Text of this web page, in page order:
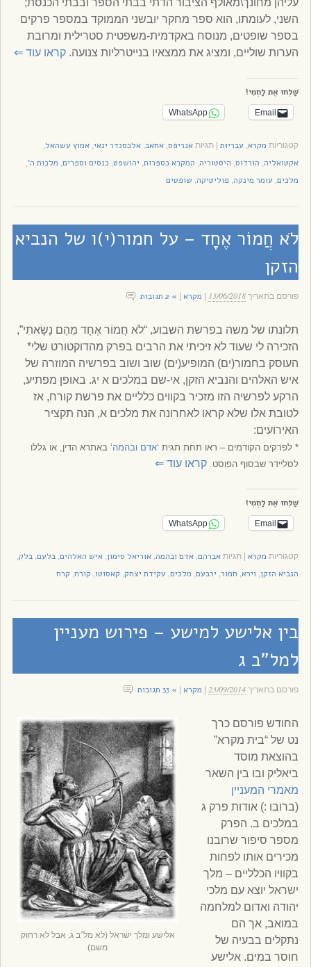
עליהן מחונך\מאולף הציבור הדתי בבתי הספר ובבתי הכנסת;
השני, לעומתו, הוא ספר מחקר יובשני הממוקד במספר פרקים
בספר שופטים, מנוסח באקדמית-משפטית סטרילית ומרובת
הערות שוליים, ומציג את ממצאיו בנייטרליות צנועה.קראו עוד⇐
שַׁלְּחוּ אֶת לַחְמִי!
Email
WhatsApp
קטגוריות מקרא, עבריוּת |תגיותאגריפס,אחאב,אלכסנדר ינאי,אמוץ עשהאל,
אקטואליה, הורדוס, היסטוריה, המקרא כספרות, יהושפט, כנסים וספרים, מלכות ה',
מלכים, עומר מינקה, פוליטיקה, שופטים
לֹא חֲמוֹר אֶחָד – על חמור(י)ו של הנביא
הזקן
פורסם בתאריך13/06/2018 מקרא » 2 תגובות
תלונתו של משה בפרשת השבוע, “לֹא חֲמוֹר אֶחָד מֵהֶם נָשָׂאתִי”,
הזכירה לי שעוד לא זיכיתי את הרבים בפרק מהדוקטורט שלי*
העוסק בחמור(ים) המופיע(ים) שוב ושוב בפרשיה המוזרה של
איש האלהים והנביא הזקן, אי-שם במלכים א יג. באופן מפתיע,
הרקע לפרשיה הזו מזכיר בקווים כלליים את פרשת קורח, אז
לטובת אלו שלא קראו לאחרונה את מלכים א, הנה תקציר
האירועים:
* לפרקים הקודמים – ראו תחת תגית ‘אדם ובהמה‘ באתרא הדין, או גללו
לסליידר שבסוף הפוסט. קראו עוד⇐
שַׁלְּחוּ אֶת לַחְמִי!
Email
WhatsApp
קטגוריות מקרא |תגיותאברהם,אדם ובהמה,אוריאל סימון,איש האלהים,בלעם,בלק,
הנביא הזקן, וירא, חמור, ירבעם, מלכים, עקידת יצחק, קאסוטו, קורח, קרח
בין אלישע למישע – פירוש מעניין
למל”ב ג
פורסם בתאריך23/09/2014 מקרא » 33 תגובות
אלישע ומלך ישראל (לא מל”ב ג, אבל לא רחוק
משם)
החודש פורסם כרך
נט של “בית מקרא”
בהוצאת מוסד
ביאליק ובו בין השאר
מאמרי המעניין
(ברובו :) אודות פרק ג
במלכים ב. הפרק
מספר סיפור שרובנו
מכירים אותו לפחות
בקוויו הכלליים – מלך
ישראל יוצא עם מלכי
יהודה ואדום למלחמה
במואב, אך הם
נתקלים בבעיה של
חוסר במים. אלישע